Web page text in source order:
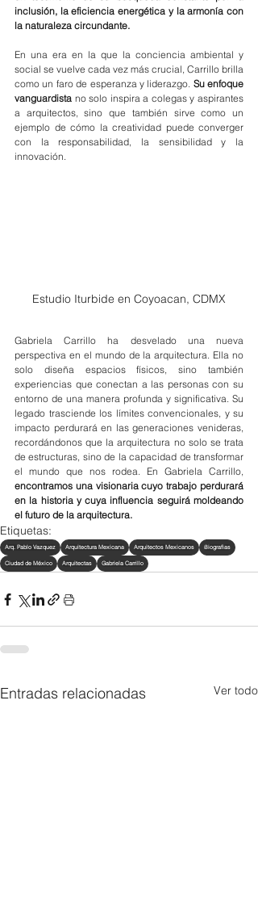
inclusión, la eficiencia energética y la armonía con
la naturaleza circundante.
En una era en la que la conciencia ambiental y
social se vuelve cada vez más crucial, Carrillo brilla
como un faro de esperanza y liderazgo. Su enfoque
vanguardista no solo inspira a colegas y aspirantes
a arquitectos, sino que también sirve como un
ejemplo de cómo la creatividad puede converger
con la responsabilidad, la sensibilidad y la
innovación.
Estudio Iturbide en Coyoacan, CDMX
Gabriela Carrillo ha desvelado una nueva
perspectiva en el mundo de la arquitectura. Ella no
solo diseña espacios físicos, sino también
experiencias que conectan a las personas con su
entorno de una manera profunda y significativa. Su
legado trasciende los límites convencionales, y su
impacto perdurará en las generaciones venideras,
recordándonos que la arquitectura no solo se trata
de estructuras, sino de la capacidad de transformar
encontramos una visionaria cuyo trabajo perdurará
en la historia y cuya influencia seguirá moldeando
el futuro de la arquitectura.
Etiquetas:
Arq. Pablo Vazquez Arquitectura Mexicana Arquitectos Mexicanos Biografias
Ciudad de México Arquitectas Gabriela Carrillo
Entradas relacionadas Ver todo